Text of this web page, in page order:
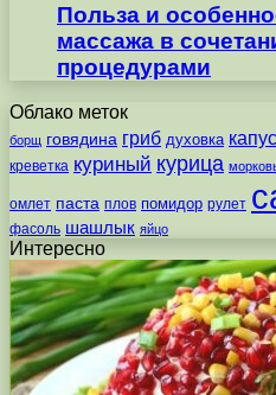
Польза и
массажа в
процедурами
Облако меток
борщ говядина гриб духовка
креветка куриный курица
омлет паста плов помидор рулет
фасоль шашлык яйцо
Интересно